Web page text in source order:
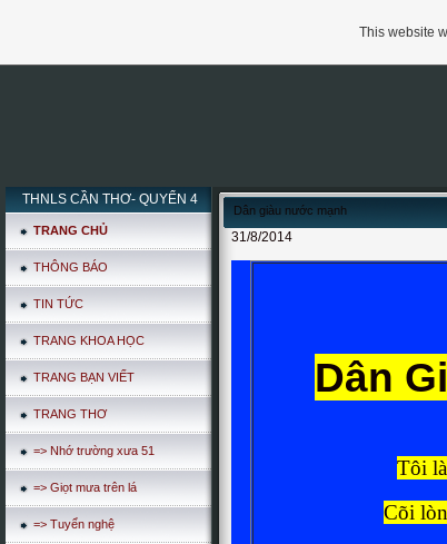
THNLS CẦN THƠ- QUYỂN 4
TRANG CHỦ
THÔNG BÁO
TIN TỨC
TRANG KHOA HỌC
TRANG BẠN VIẾT
TRANG THƠ
=> Nhớ trường xưa 51
=> Giọt mưa trên lá
=> Tuyển nghệ
Dân giàu nước mạnh
31/8/2014
Dân
Tôi
Cõi
This website